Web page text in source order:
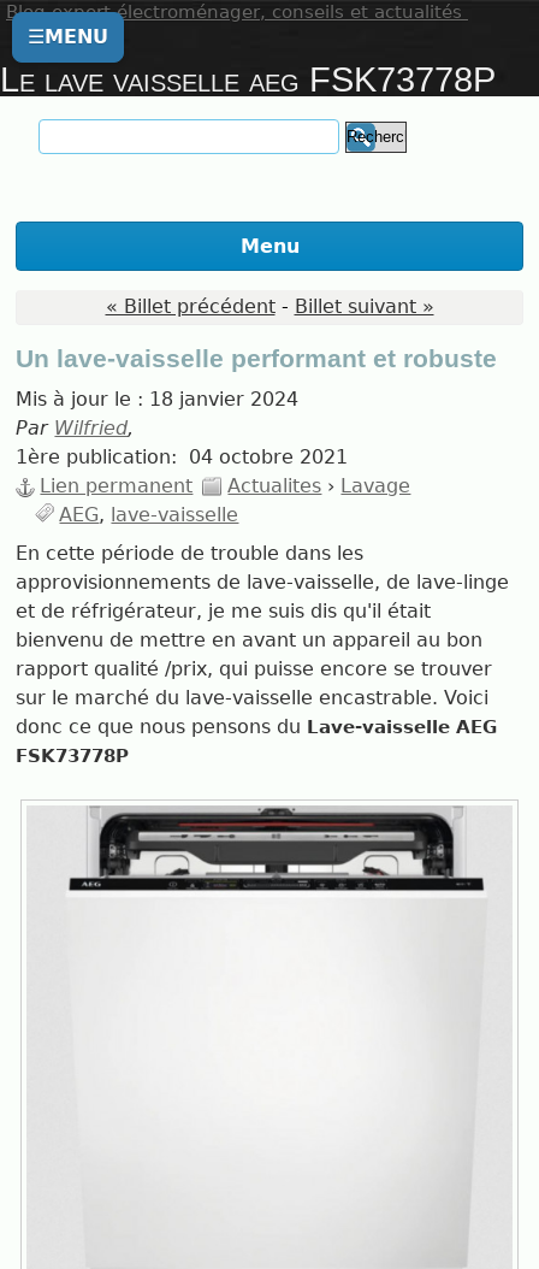
Blog expert électroménager, conseils et actualités
Le lave vaisselle aeg FSK73778P
☰MENU
Menu
« Billet précédent - Billet suivant »
Un lave-vaisselle performant et robuste
Mis à jour le : 18 janvier 2024
Par Wilfried,
1ère publication: 04 octobre 2021
Lien permanent
Actualites › Lavage
AEG
lave-vaisselle
En cette période de trouble dans les
approvisionnements de lave-vaisselle, de lave-linge
et de réfrigérateur, je me suis dis qu'il était
bienvenu de mettre en avant un appareil au bon
rapport qualité /prix, qui puisse encore se trouver
sur le marché du lave-vaisselle encastrable. Voici
donc ce que nous pensons du Lave-vaisselle AEG
FSK73778P